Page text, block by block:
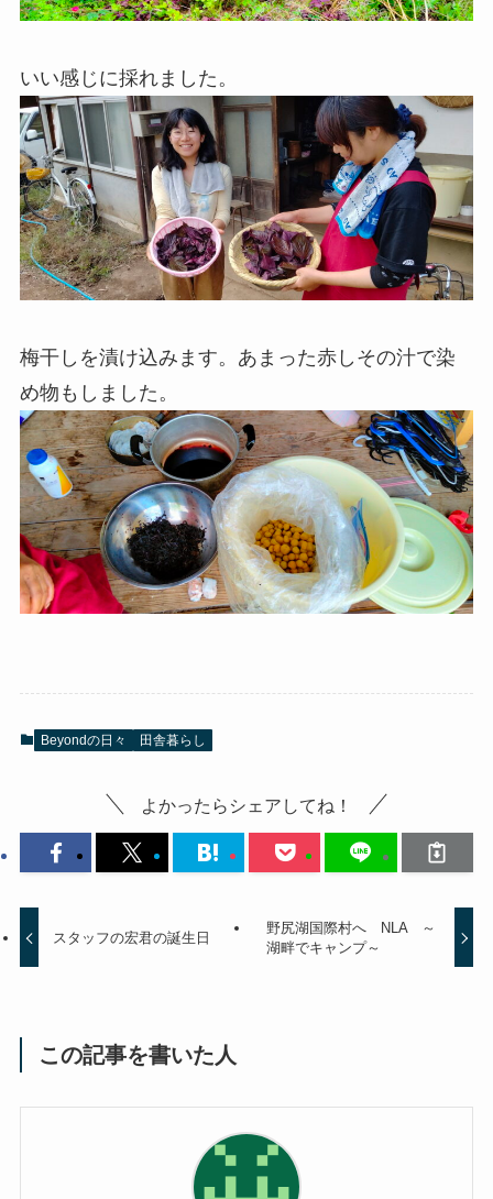
いい感じに採れました。
梅干しを漬け込みます。あまった赤しその汁で染
め物もしました。
Beyondの日々 田舎暮らし
よかったらシェアしてね！
スタッフの宏君の誕生日
野尻湖国際村へ NLA ～
湖畔でキャンプ～
この記事を書いた人